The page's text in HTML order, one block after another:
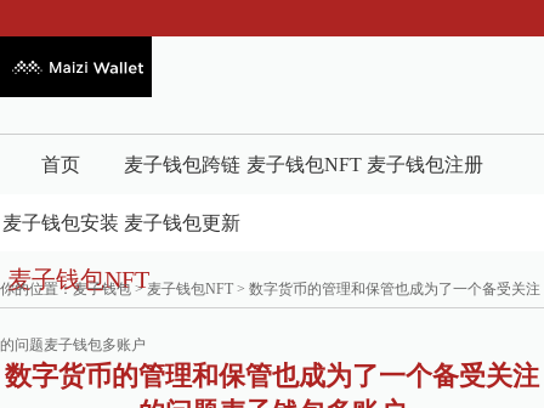
首页 麦子钱包跨链 麦子钱包NFT 麦子钱包注册
麦子钱包安装 麦子钱包更新
麦子钱包NFT
你的位置：麦子钱包 >麦子钱包NFT > 数字货币的管理和保管也成为了一个备受关注
的问题麦子钱包多账户
数字货币的管理和保管也成为了一个备受关注